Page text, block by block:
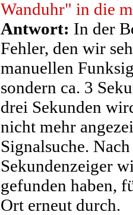
Wanduhr" in die
Antwort: In der
Fehler, den wir
manuellen
sondern ca. 3
drei Sekunden
nicht mehr
Signalsuche.
Sekundenzeiger
gefunden haben,
Ort erneut durch.